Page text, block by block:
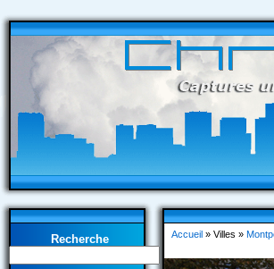
Recherche Accueil» Villes »